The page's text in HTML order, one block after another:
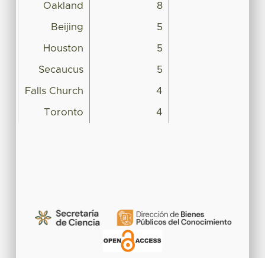
Oakland 8
Beijing 5
Houston 5
Secaucus 5
Falls Church 4
Toronto 4